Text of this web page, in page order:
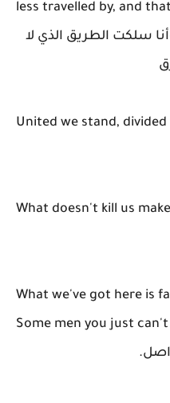
less travelled by, and
سلكت الطريق الذي لا
United we stand, divided
What doesn't kill us
What we've got here is
Some men you just